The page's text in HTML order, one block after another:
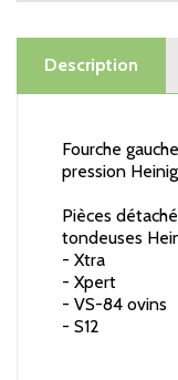
Description
Fourche
pression
Pièces
tondeuses
- Xtra
- Xpert
- VS-84 ovins
- S12